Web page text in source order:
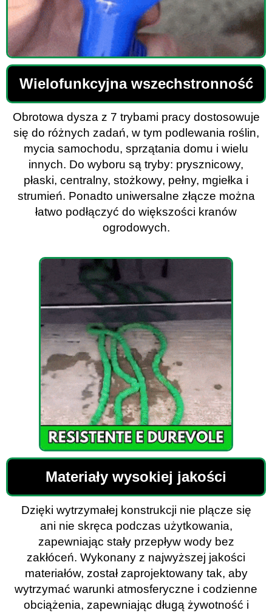
Wielofunkcyjna wszechstronność
Obrotowa dysza z 7 trybami pracy dostosowuje
się do różnych zadań, w tym podlewania roślin,
mycia samochodu, sprzątania domu i wielu
innych. Do wyboru są tryby: prysznicowy,
płaski, centralny, stożkowy, pełny, mgiełka i
strumień. Ponadto uniwersalne złącze można
łatwo podłączyć do większości kranów
ogrodowych.
Materiały wysokiej jakości
Dzięki wytrzymałej konstrukcji nie plącze się
ani nie skręca podczas użytkowania,
zapewniając stały przepływ wody bez
zakłóceń. Wykonany z najwyższej jakości
materiałów, został zaprojektowany tak, aby
wytrzymać warunki atmosferyczne i codzienne
obciążenia, zapewniając długą żywotność i